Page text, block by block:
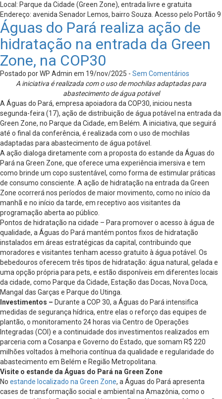
Local: Parque da Cidade (Green Zone), entrada livre e gratuita
Endereço: avenida Senador Lemos, bairro Souza. Acesso pelo Portão 9
Águas do Pará realiza ação de
hidratação na entrada da Green
Zone, na COP30
Postado por WP Admin em 19/nov/2025 - Sem Comentários
A iniciativa é realizada com o uso de mochilas adaptadas para
abastecimento de água potável
A Águas do Pará, empresa apoiadora da COP30, iniciou nesta
segunda-feira (17), ação de distribuição de água potável na entrada da
Green Zone, no Parque da Cidade, em Belém. A iniciativa, que seguirá
até o final da conferência, é realizada com o uso de mochilas
adaptadas para abastecimento de água potável.
A ação dialoga diretamente com a proposta do estande da Águas do
Pará na Green Zone, que oferece uma experiência imersiva e tem
como brinde um copo sustentável, como forma de estimular práticas
de consumo consciente. A ação de hidratação na entrada da Green
Zone ocorrerá nos períodos de maior movimento, como no início da
manhã e no início da tarde, em receptivo aos visitantes da
programação aberta ao público.
Pontos de hidratação na cidade – Para promover o acesso à água de
qualidade, a Águas do Pará mantém pontos fixos de hidratação
instalados em áreas estratégicas da capital, contribuindo que
moradores e visitantes tenham acesso gratuito à água potável. Os
bebedouros oferecem três tipos de hidratação: água natural, gelada e
uma opção própria para pets, e estão disponíveis em diferentes locais
da cidade, como Parque da Cidade, Estação das Docas, Nova Doca,
Mangal das Garças e Parque do Utinga.
Investimentos – Durante a COP 30, a Águas do Pará intensifica
medidas de segurança hídrica, entre elas o reforço das equipes de
plantão, o monitoramento 24 horas via Centro de Operações
Integradas (COI) e a continuidade dos investimentos realizados em
parceria com a Cosanpa e Governo do Estado, que somam R$ 220
milhões voltados à melhoria contínua da qualidade e regularidade do
abastecimento em Belém e Região Metropolitana.
Visite o estande da Águas do Pará na Green Zone
No estande localizado na Green Zone, a Águas do Pará apresenta
cases de transformação social e ambiental na Amazônia, como o